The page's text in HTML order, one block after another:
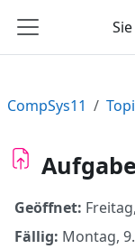
Website-
CompSys11
Geöffnet:
Fällig: Montag,